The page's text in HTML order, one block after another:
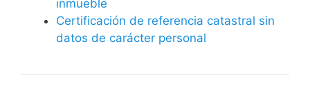
inmueble
Certificación de referencia catastral sin
datos de carácter personal